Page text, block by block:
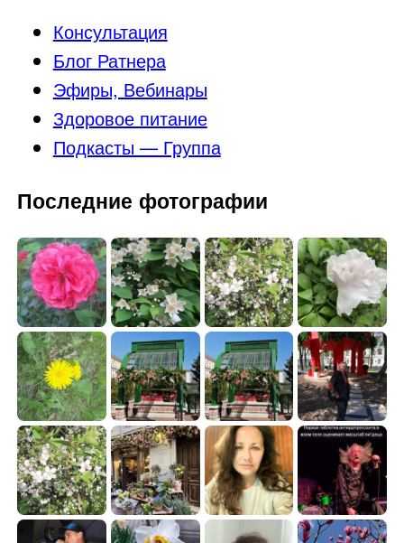
Консультация
Блог Ратнера
Эфиры, Вебинары
Здоровое питание
Подкасты — Группа
Последние фотографии